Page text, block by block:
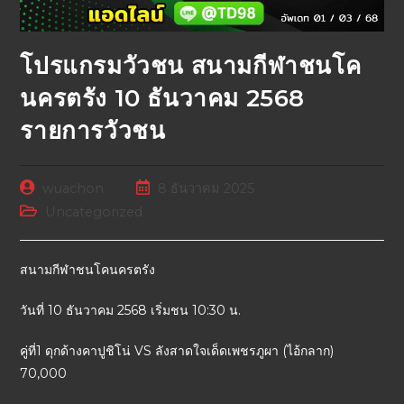
โปรแกรมวัวชน สนามกีฬาชนโค
นครตรัง 10 ธันวาคม 2568
รายการวัวชน
8 ธันวาคม 2025
Uncategorized
สนามกีฬาชนโคนครตรัง
วันที่ 10 ธันวาคม 2568 เริ่มชน 10:30 น.
คู่ที่1 ดุกด้างคาปูชิโน่ VS ลังสาดใจเด็ดเพชรภูผา (ไอ้กลาก)
70,000